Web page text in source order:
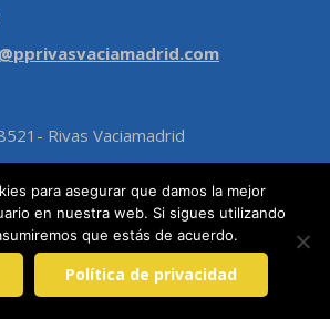
Rivas Vaciamadrid
con Ucrania
para asegurar que damos la mejor
en nuestra web. Si sigues utilizando
que estás de acuerdo.
Política de privacidad